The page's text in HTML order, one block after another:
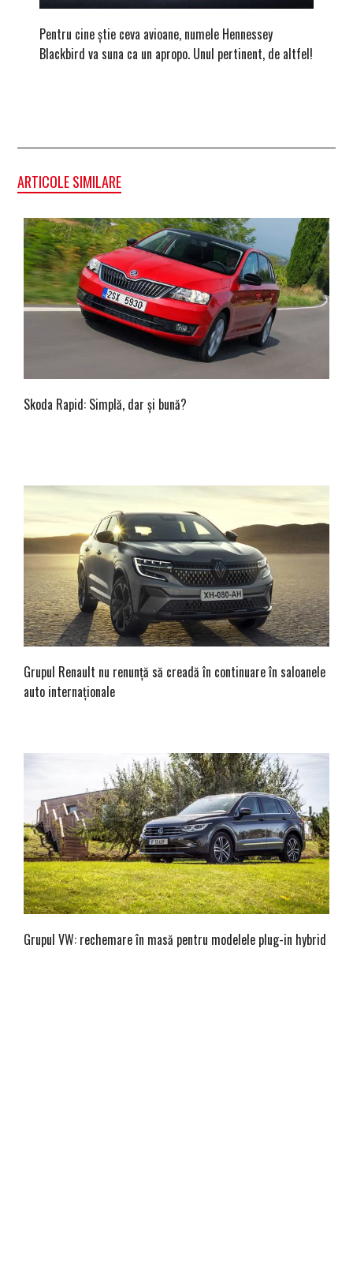
Pentru cine știe ceva avioane, numele Hennessey
Blackbird va suna ca un apropo. Unul pertinent, de altfel!
ARTICOLE SIMILARE
Skoda Rapid: Simplă, dar și bună?
Grupul Renault nu renunță să creadă în continuare în saloanele
auto internaționale
Grupul VW: rechemare în masă pentru modelele plug-in hybrid